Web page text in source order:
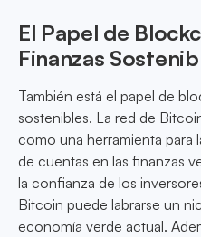
El Papel de
Finanzas
También está el papel de
sostenibles. La red de
como una herramienta para
de cuentas en las finanzas
la confianza de los
Bitcoin puede labrarse un
economía verde actual.